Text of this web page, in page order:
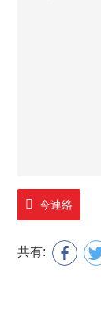
今連絡
共有: